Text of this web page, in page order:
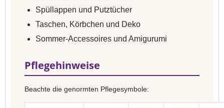
Spüllappen und Putztücher
Taschen, Körbchen und Deko
Sommer-Accessoires und Amigurumi
Pflegehinweise
Beachte die genormten Pflegesymbole: